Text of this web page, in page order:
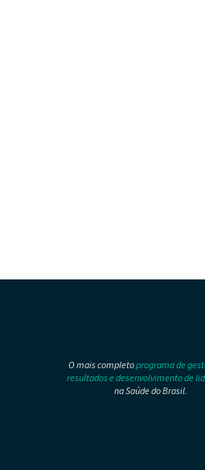
O mais completoprograma de
resultados e desenvolvimento de
na Saúde do Brasil.